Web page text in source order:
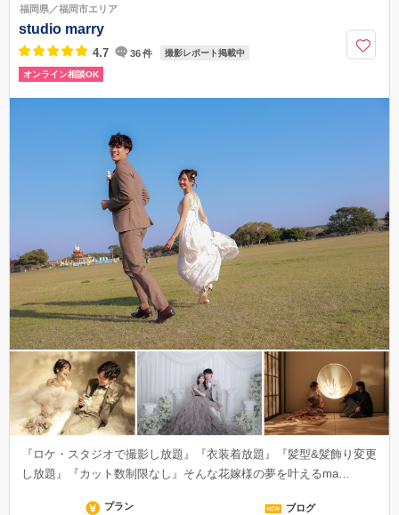
092-762-2166
福岡県／福岡市エリア
studio marry
4.7 36件 撮影レポート掲載中
オンライン相談OK
『ロケ・スタジオで撮影し放題』『衣装着放題』『髪型&髪飾り変更
し放題』『カット数制限なし』そんな花嫁様の夢を叶えるma…
プラン ブログ